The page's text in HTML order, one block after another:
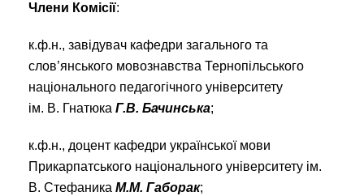
Члени Комісії:
к.ф.н., завідувач кафедри загального та
слов’янського мовознавства Тернопільського
національного педагогічного університету
ім. В. Гнатюка Г.В. Бачинська;
к.ф.н., доцент кафедри української мови
Прикарпатського національного університету ім.
В. Стефаника М.М. Габорак;